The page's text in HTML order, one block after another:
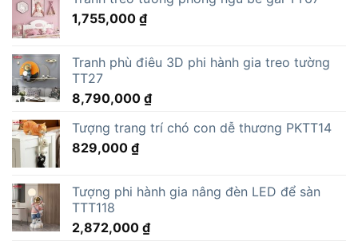
1,755,000 ₫
Tranh phù điêu 3D phi hành gia treo tường
TT27
8,790,000 ₫
Tượng trang trí chó con dễ thương PKTT14
829,000 ₫
Tượng phi hành gia nâng đèn LED để sàn
TTT118
2,872,000 ₫